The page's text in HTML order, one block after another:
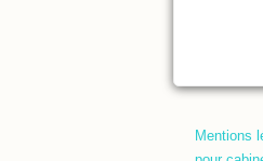
Mentions